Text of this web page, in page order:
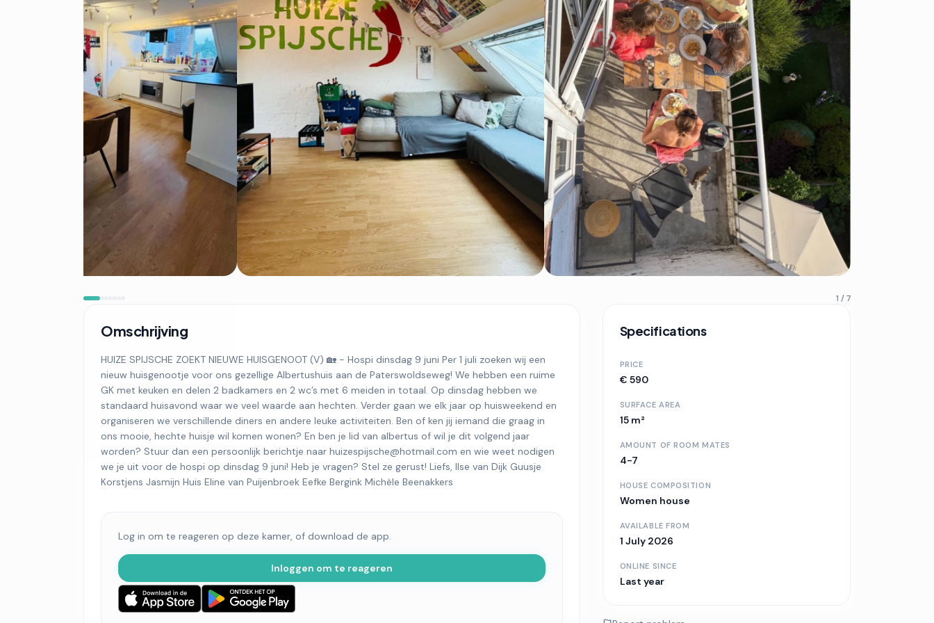
1 / 7
Omschrijving
HUIZE SPIJSCHE ZOEKT NIEUWE HUISGENOOT (V) 🏡 - Hospi dinsdag 9 juni Per 1 juli zoeken wij een
nieuw huisgenootje voor ons gezellige Albertushuis aan de Paterswoldseweg! We hebben een ruime
GK met keuken en delen 2 badkamers en 2 wc’s met 6 meiden in totaal. Op dinsdag hebben we
standaard huisavond waar we veel waarde aan hechten. Verder gaan we elk jaar op huisweekend en
organiseren we verschillende diners en andere leuke activiteiten. Ben of ken jij iemand die graag in
ons mooie, hechte huisje wil komen wonen? En ben je lid van albertus of wil je dit volgend jaar
worden? Stuur dan een persoonlijk berichtje naar huizespijsche@hotmail.com en wie weet nodigen
we je uit voor de hospi op dinsdag 9 juni! Heb je vragen? Stel ze gerust! Liefs, Ilse van Dijk Guusje
Korstjens Jasmijn Huis Eline van Puijenbroek Eefke Bergink Michèle Beenakkers
Log in om te reageren op deze kamer, of download de app.
Inloggen om te reageren
Specifications
PRICE
€ 590
SURFACE AREA
15 m²
AMOUNT OF ROOM MATES
4-7
HOUSE COMPOSITION
Women house
AVAILABLE FROM
1 July 2026
ONLINE SINCE
Last year